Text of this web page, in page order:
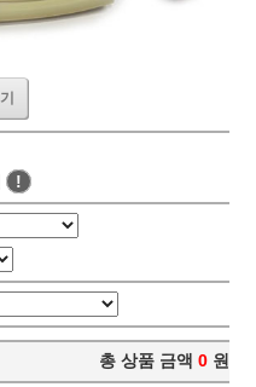
!
총 상품 금액 0 원